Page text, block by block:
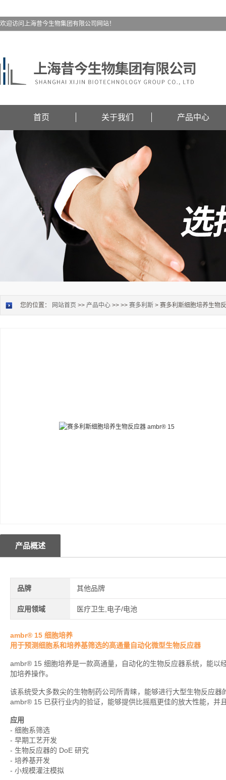
欢迎访问上海昔今生物集团有限公司网站！
首页 关于我们 产品中心
您的位置： 网站首页 >> 产品中心 >> >> 赛多利斯 > 赛多利斯细胞培养生物
产品概述
品牌 其他品牌
应用领域 医疗卫生,电子/电池
ambr® 15 细胞培养
用于预测细胞系和培养基筛选的高通量自动化微型生物反应器
ambr® 15 细胞培养是一款高通量，自动化的生物反应器系统，能
加培养操作。
该系统受大多数尖的生物制药公司所青睐，能够进行大型生物反应
ambr® 15 已获行业内的验证，能够提供比摇瓶更佳的放大性能，并
应用
- 细胞系筛选
- 早期工艺开发
- 生物反应器的 DoE 研究
- 培养基开发
- 小规模灌注模拟